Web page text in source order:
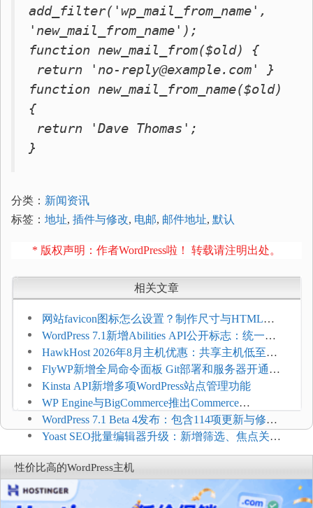
add_filter('wp_mail_from_name',
'new_mail_from_name');
function new_mail_from($old) {
return 'no-reply@example.com' }
function new_mail_from_name($old)
{
return 'Dave Thomas';
}
分类： 新闻资讯
标签： 地址, 插件与修改, 电邮, 邮件地址, 默认
* 版权声明：作者WordPress啦！ 转载请注明出处。
相关文章
网站favicon图标怎么设置？制作尺寸与HTML添
加方法
WordPress 7.1新增Abilities API公开标志：统一支
持REST API、MCP与AI代理
HawkHost 2026年8月主机优惠：共享主机低至
$2.61/月，高性能主机同步折扣
FlyWP新增全局命令面板 Git部署和服务器开通更
方便
Kinsta API新增多项WordPress站点管理功能
WP Engine与BigCommerce推出Commerce
Connect：WordPress商店可保留前台体验并扩展电
商能力
WordPress 7.1 Beta 4发布：包含114项更新与修
复，仅建议在测试环境体验
Yoast SEO批量编辑器升级：新增筛选、焦点关键
词与AI元数据草稿
性价比高的WordPress主机